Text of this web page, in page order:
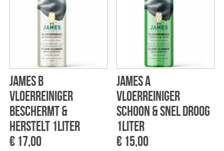
James B
Vloerreiniger
Beschermt &
Herstelt 1liter
€ 17,00
James A
Vloerreiniger
Schoon & Snel droog
1liter
€ 15,00